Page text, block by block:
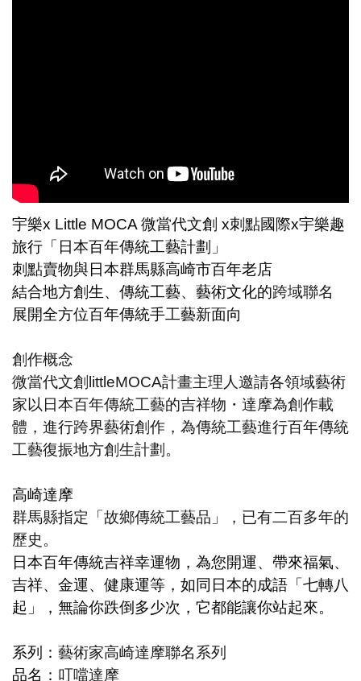
宇樂x Little MOCA 微當代文創 x刺點國際x宇樂趣
旅行「日本百年傳統工藝計劃 」
刺點賣物與日本群馬縣高崎市百年老店
結合地方創生、傳統工藝、藝術文化的跨域聯名
展開全方位百年傳統手工藝新面向
創作概念
微當代文創littleMOCA計畫主理人邀請各領域藝術
家以日本百年傳統工藝的吉祥物 ・達摩為創作載
體，進行跨界藝術創作，為傳統工藝進行百年傳統
工藝復振地方創生計劃。
高崎達摩
群馬縣指定「故鄉傳統工藝品」，已有二百多年的
歷史。
日本百年傳統吉祥幸運物，為您開運、帶來福氣、
吉祥、金運、健康運等，如同日本的成語「七轉八
起」，無論你跌倒多少次，它都能讓你站起來。
系列： 藝術家高崎達摩聯名系列
品名： 叮噹達摩